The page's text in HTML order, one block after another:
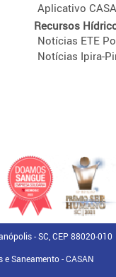
Aplicativo
Recursos
Notícias ETE
Notícias Ipira-
- SC, CEP 88020-010
Saneamento - CASAN